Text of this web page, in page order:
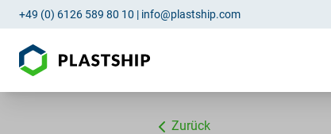
+49 (0) 6126 589 80 10 | info@plastship.com
Zurück